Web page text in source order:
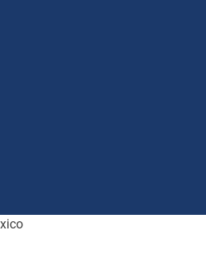
how to embed google map in website